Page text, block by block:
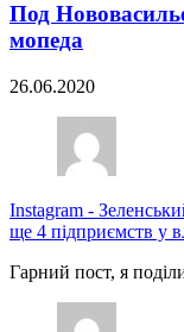
Под
мопеда
26.06.2020
Instagram -
ще 4 підприємств у
Гарний пост, я